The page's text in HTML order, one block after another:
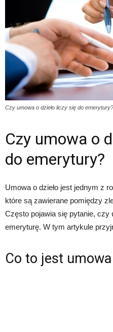
Czy umowa o dzieło liczy się do emerytury?
Czy umowa o
do emerytury?
Umowa o dzieło jest jednym z
które są zawierane pomiędzy
Często pojawia się pytanie, czy
emeryturę. W tym artykule
Co to jest umowa